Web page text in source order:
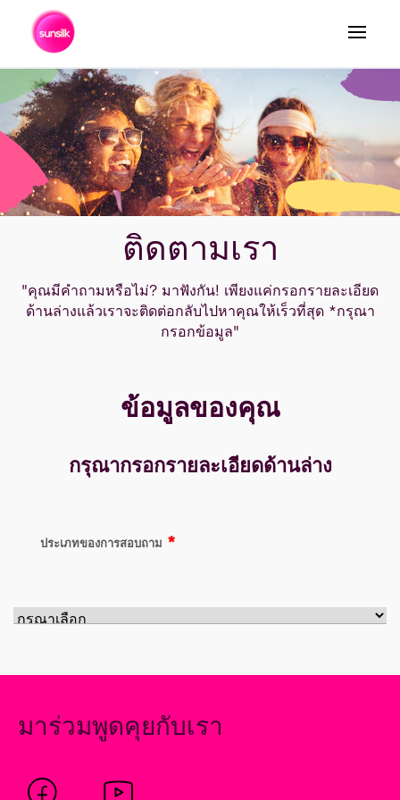
ติดตามเรา
"คุณมีคำถามหรือไม่? มาฟังกัน! เพียงแค่กรอกรายละเอียด
ด้านล่างแล้วเราจะติดต่อกลับไปหาคุณให้เร็วที่สุด *กรุณา
กรอกข้อมูล"
ข้อมูลของคุณ
กรุณากรอกรายละเอียดด้านล่าง
ประเภทของการสอบถาม *
มาร่วมพูดคุยกับเรา